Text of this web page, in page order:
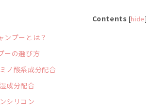
Contents [hide]
ンプーとは？
ーの選び方
ノ酸系成分配合
成分配合
シリコン